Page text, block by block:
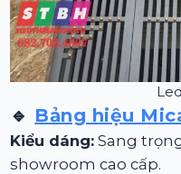
🔹 Bảng hiệu
Kiểu dáng: Sang
showroom cao cấp.